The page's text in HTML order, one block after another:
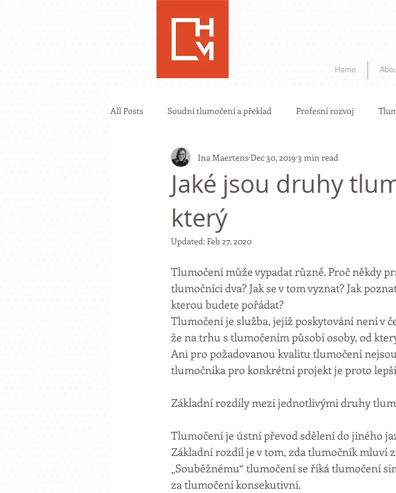
Home
All Posts Soudní tlumočení a překlad Profesní rozvoj
Jaké jsou druhy
který
Ina MaertensDec 30, 2019 3 min read
Updated:Feb 27, 2020
Tlumočení může vypadat různě. Proč někdy
tlumočníci dva? Jak se v tom vyznat? Jak
kterou budete pořádat?
Tlumočení je služba, jejíž poskytování není v
že na trhu s tlumočením působí osoby, od
Ani pro požadovanou kvalitu tlumočení
tlumočníka pro konkrétní projekt je proto
Základní rozdíly mezi jednotlivými druhy
Tlumočení je ústní převod sdělení do jiného
Základní rozdíl je v tom, zda tlumočník mluví
„Souběžnému“ tlumočení se říká tlumočení
za tlumočení konsekutivní.